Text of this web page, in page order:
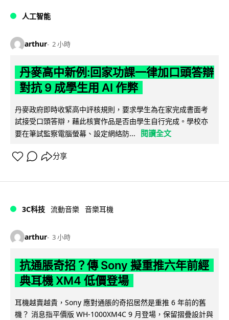
人工智能
arthur 2 小時
丹麥高中新例:回家功課一律加口頭答辯
對抗 9 成學生用 AI 作弊
丹麥政府即時收緊高中評核規則，要求學生為在家完成書面考
試接受口頭答辯，藉此核實作品是否由學生自行完成。學校亦
要在筆試監察電腦螢幕、設定網絡防...
閱讀全文
分享
3C科技 流動音樂 音樂耳機
arthur 3 小時
抗通脹奇招？傳 Sony 擬重推六年前經
典耳機 XM4 低價登場
耳機越賣越貴，Sony 應對通脹的奇招居然是重推 6 年前的舊
機？ 消息指平價版 WH-1000XM4C 9 月登場，保留摺疊設計與